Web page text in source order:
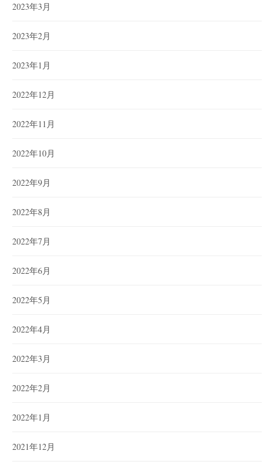
2023年3月
2023年2月
2023年1月
2022年12月
2022年11月
2022年10月
2022年9月
2022年8月
2022年7月
2022年6月
2022年5月
2022年4月
2022年3月
2022年2月
2022年1月
2021年12月